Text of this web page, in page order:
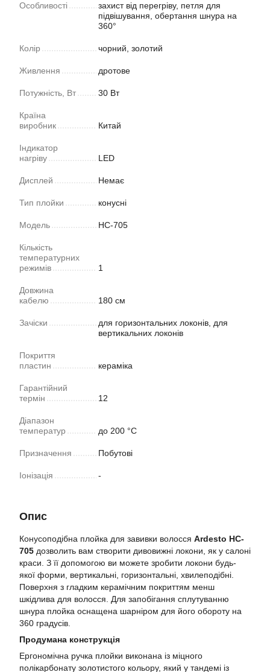
Особливості
захист від перегріву, петля для
підвішування, обертання шнура на
360°
Колір чорний, золотий
Живлення дротове
Потужність, Вт 30 Вт
Країна
виробник
Китай
Індикатор
нагріву
LED
Дисплей Немає
Тип плойки конусні
Модель HC-705
Кількість
температурних
режимів
1
Довжина
кабелю
180 см
Зачіски
для горизонтальних локонів, для
вертикальних локонів
Покриття
пластин
кераміка
Гарантійний
термін
12
Діапазон
температур
до 200 °С
Призначення Побутові
Іонізація -
Опис
Конусоподібна плойка для завивки волосся Ardesto HC-
705 дозволить вам створити дивовижні локони, як у салоні
краси. З її допомогою ви можете зробити локони будь-
якої форми, вертикальні, горизонтальні, хвилеподібні.
Поверхня з гладким керамічним покриттям менш
шкідлива для волосся. Для запобігання сплутуванню
шнура плойка оснащена шарніром для його обороту на
360 градусів.
Продумана конструкція
Ергономічна ручка плойки виконана із міцного
полікарбонату золотистого кольору, який у тандемі із